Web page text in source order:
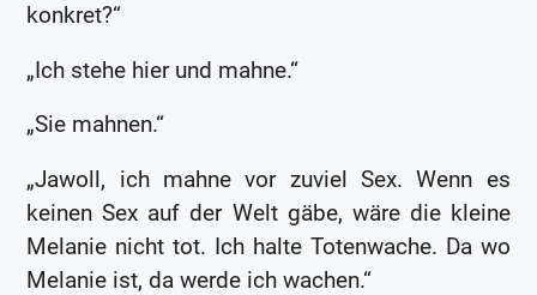
konkret?“
„Ich stehe hier und mahne.“
„Sie mahnen.“
„Jawoll, ich mahne vor zuviel Sex. Wenn es
keinen Sex auf der Welt gäbe, wäre die kleine
Melanie nicht tot. Ich halte Totenwache. Da wo
Melanie ist, da werde ich wachen.“